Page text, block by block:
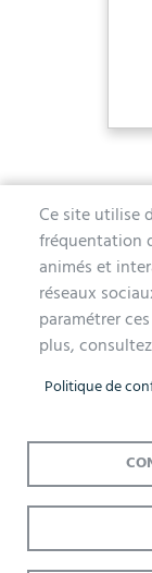
Ce site utilise
fréquentation
animés et
réseaux
paramétrer
plus,
Politique de
MAIRIE
1 avenue de la
78410 Aubergenville
Tél. 01 30 90 45 00
Lundi, mercredi,
Le samedi de 9h à
Menu
Accueil